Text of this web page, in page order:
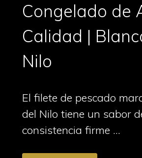
Congelado de
Calidad |
Nilo
El filete de pescado
del Nilo tiene un sabor
consistencia firme …